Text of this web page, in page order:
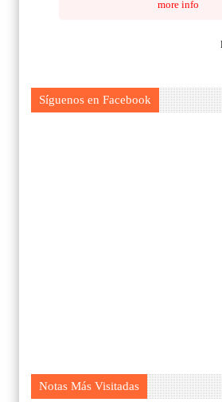
more info
Síguenos en Facebook
Notas Más Visitadas